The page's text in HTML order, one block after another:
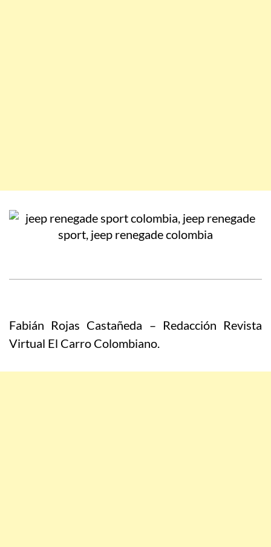
Fabián Rojas Castañeda – Redacción Revista
Virtual El Carro Colombiano.